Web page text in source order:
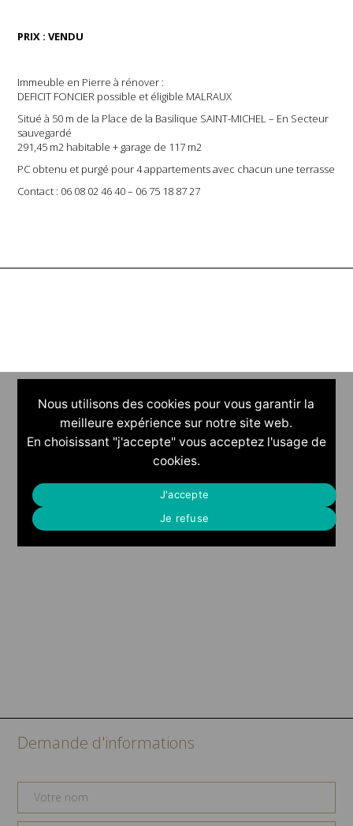
PRIX : VENDU
Immeuble en Pierre à rénover :
DEFICIT FONCIER possible et éligible MALRAUX
Situé à 50 m de la Place de la Basilique SAINT-MICHEL – En Secteur
sauvegardé
291,45 m2 habitable + garage de 117 m2
PC obtenu et purgé pour 4 appartements avec chacun une terrasse
Contact : 06 08 02 46 40 – 06 75 18 87 27
Demande d'informations
Nous utilisons des cookies pour vous garantir la
meilleure expérience sur notre site web.
En choisissant "j'accepte" vous acceptez l'usage de
cookies.
J'accepte
Je refuse